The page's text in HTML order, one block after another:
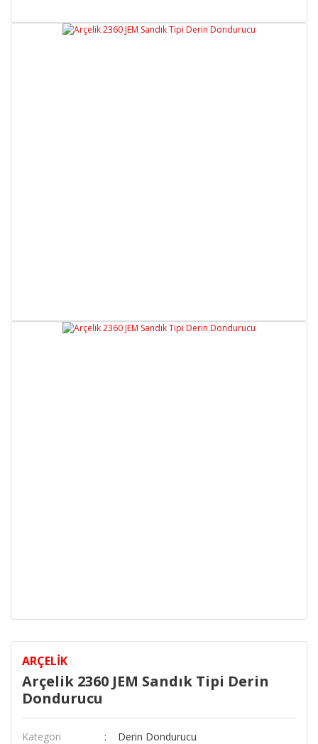
ARÇELIK
Arçelik 2360 JEM Sandık Tipi Derin
Dondurucu
Kategori
Derin Dondurucu